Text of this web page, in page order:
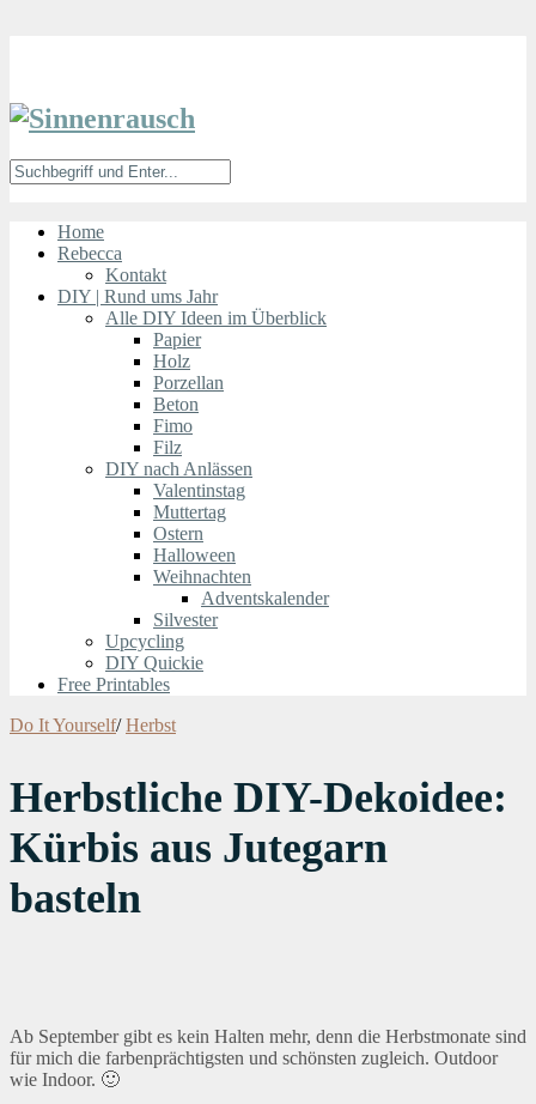
Home
Rebecca
Kontakt
DIY | Rund ums Jahr
Alle DIY Ideen im Überblick
Papier
Holz
Porzellan
Beton
Fimo
Filz
DIY nach Anlässen
Valentinstag
Muttertag
Ostern
Halloween
Weihnachten
Adventskalender
Silvester
Upcycling
DIY Quickie
Free Printables
Do It Yourself/ Herbst
Herbstliche DIY-Dekoidee:
Kürbis aus Jutegarn
basteln
Ab September gibt es kein Halten mehr, denn die Herbstmonate sind
für mich die farbenprächtigsten und schönsten zugleich. Outdoor
wie Indoor. 🙂